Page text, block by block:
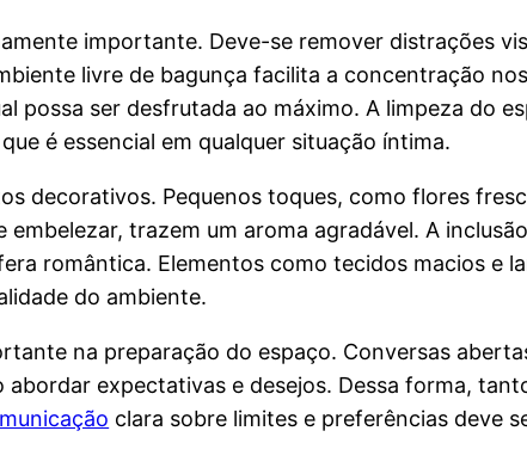
importante. Deve-se remover distrações
livre de bagunça facilita a concentração
possa ser desfrutada ao máximo. A limpeza do
é essencial em qualquer situação íntima.
decorativos. Pequenos toques, como flores
trazem um aroma agradável. A
romântica. Elementos como tecidos macios e
do ambiente.
na preparação do espaço. Conversas
expectativas e desejos. Dessa forma,
clara sobre limites e preferências deve